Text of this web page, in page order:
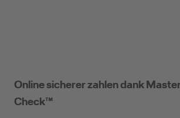
Online sicherer zahlen dank
Check™